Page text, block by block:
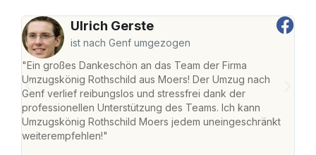
Ulrich Gerste
ist nach Genf umgezogen
"Ein großes Dankeschön an das Team der Firma
Umzugskönig Rothschild aus Moers! Der Umzug nach
Genf verlief reibungslos und stressfrei dank der
professionellen Unterstützung des Teams. Ich kann
Umzugskönig Rothschild Moers jedem uneingeschränkt
weiterempfehlen!"